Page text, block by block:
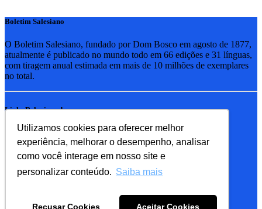
Utilizamos cookies para oferecer melhor
experiência, melhorar o desempenho, analisar
como você interage em nosso site e
personalizar conteúdo. Saiba mais
Recusar Cookies Aceitar Cookies
Boletim Salesiano
O Boletim Salesiano, fundado por Dom Bosco em agosto de 1877,
atualmente é publicado no mundo todo em 66 edições e 31 línguas,
com tiragem anual estimada em mais de 10 milhões de exemplares
no total.
Links Relacionados
RSB - Rede Salesiana Brasil
EDEBE - Editora
UPV - União pela Vida
Familia Salesiana
SDB - Salesianos de Dom Bosco